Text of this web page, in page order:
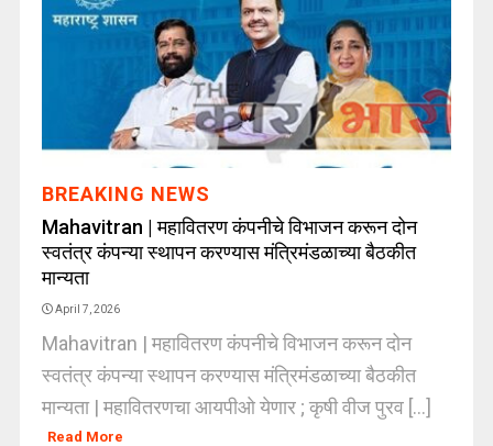
BREAKING NEWS
Mahavitran | महावितरण कंपनीचे विभाजन करून दोन
स्वतंत्र कंपन्या स्थापन करण्यास मंत्रिमंडळाच्या बैठकीत
मान्यता
April 7, 2026
Mahavitran | महावितरण कंपनीचे विभाजन करून दोन
स्वतंत्र कंपन्या स्थापन करण्यास मंत्रिमंडळाच्या बैठकीत
मान्यता | महावितरणचा आयपीओ येणार ; कृषी वीज पुरव [...]
Read More